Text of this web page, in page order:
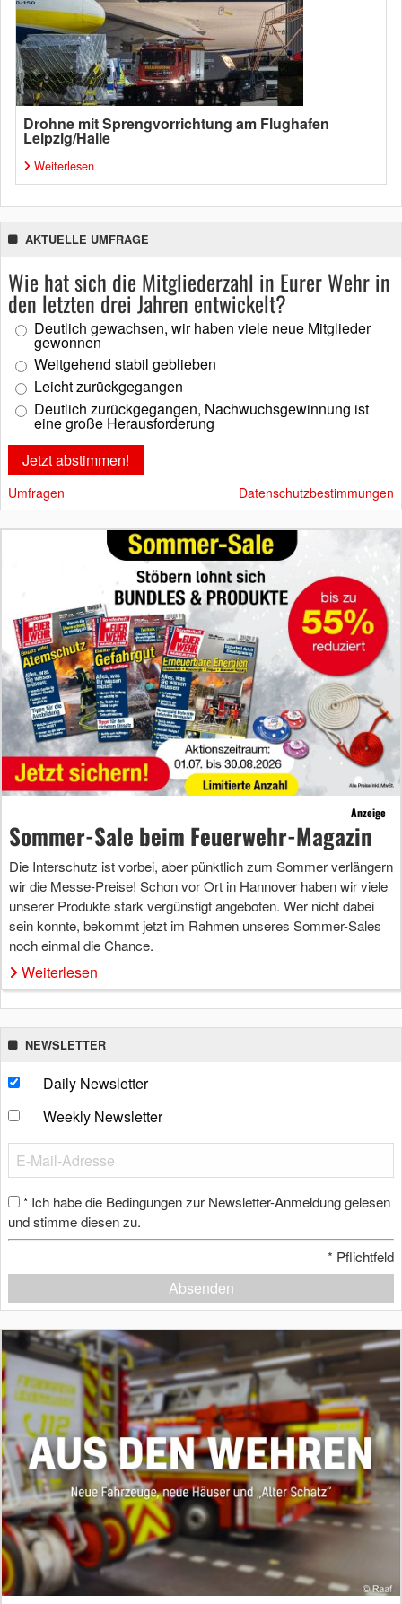
Drohne mit Sprengvorrichtung am Flughafen
Leipzig/Halle
Weiterlesen
AKTUELLE UMFRAGE
Wie hat sich die Mitgliederzahl in Eurer Wehr in
den letzten drei Jahren entwickelt?
Deutlich gewachsen, wir haben viele neue Mitglieder
gewonnen
Weitgehend stabil geblieben
Leicht zurückgegangen
Deutlich zurückgegangen, Nachwuchsgewinnung ist
eine große Herausforderung
Umfragen Datenschutzbestimmungen
Anzeige
Sommer-Sale beim Feuerwehr-Magazin
Die Interschutz ist vorbei, aber pünktlich zum Sommer verlängern
wir die Messe-Preise! Schon vor Ort in Hannover haben wir viele
unserer Produkte stark vergünstigt angeboten. Wer nicht dabei
sein konnte, bekommt jetzt im Rahmen unseres Sommer-Sales
noch einmal die Chance.
Weiterlesen
NEWSLETTER
Daily Newsletter
Weekly Newsletter
* Ich habe die Bedingungen zur Newsletter-Anmeldung gelesen
und stimme diesen zu.
* Pflichtfeld
Absenden